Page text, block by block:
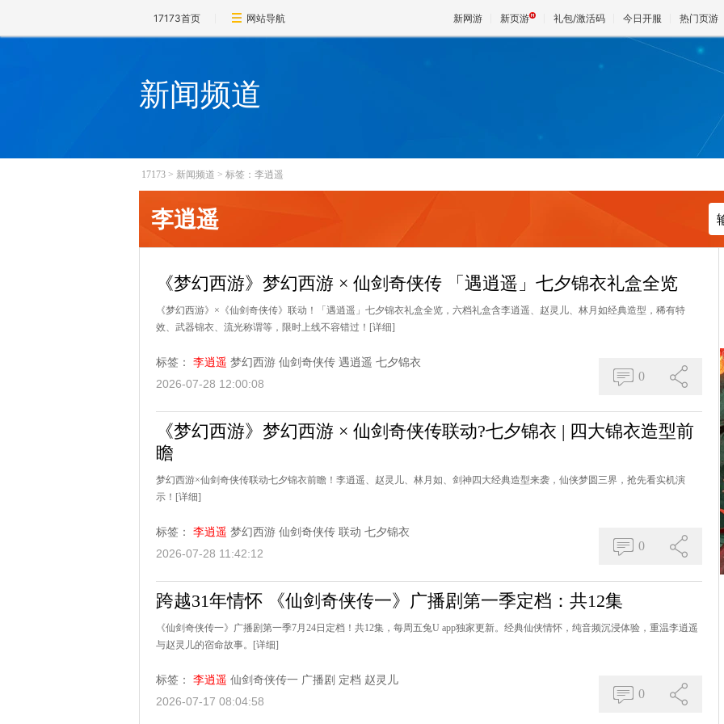
17173首页 网站导航 新网游 新页游 礼包/激活码 今日开服 热门页游
天堂
王权与
新闻频道
17173 > 新闻频道 > 标签：李逍遥
李逍遥
《梦幻西游》梦幻西游 × 仙剑奇侠传 「遇逍遥」七夕锦衣礼盒全览
《梦幻西游》×《仙剑奇侠传》联动！「遇逍遥」七夕锦衣礼盒全览，六档礼盒含李逍遥、赵灵儿、林月如经典造型，稀有特
效、武器锦衣、流光称谓等，限时上线不容错过！ [详细]
标签： 李逍遥 梦幻西游 仙剑奇侠传 遇逍遥 七夕锦衣
2026-07-28 12:00:08
0
《梦幻西游》梦幻西游 × 仙剑奇侠传联动?七夕锦衣 | 四大锦衣造型前
瞻
梦幻西游×仙剑奇侠传联动七夕锦衣前瞻！李逍遥、赵灵儿、林月如、剑神四大经典造型来袭，仙侠梦圆三界，抢先看实机演
示！ [详细]
标签： 李逍遥 梦幻西游 仙剑奇侠传 联动 七夕锦衣
2026-07-28 11:42:12
0
跨越31年情怀 《仙剑奇侠传一》广播剧第一季定档：共12集
《仙剑奇侠传一》广播剧第一季7月24日定档！共12集，每周五兔U app独家更新。经典仙侠情怀，纯音频沉浸体验，重温李逍遥
与赵灵儿的宿命故事。
[详细]
标签： 李逍遥 仙剑奇侠传一 广播剧 定档 赵灵儿
2026-07-17 08:04:58
0